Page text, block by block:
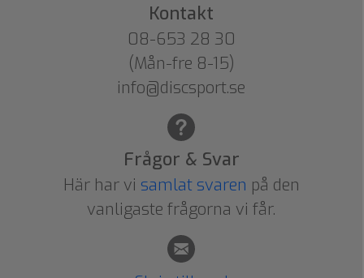
Kontakt
08-653 28 30
(Mån-fre 8-15)
info@discsport.se
Frågor & Svar
Här har vi samlat svaren på den
vanligaste frågorna vi får.